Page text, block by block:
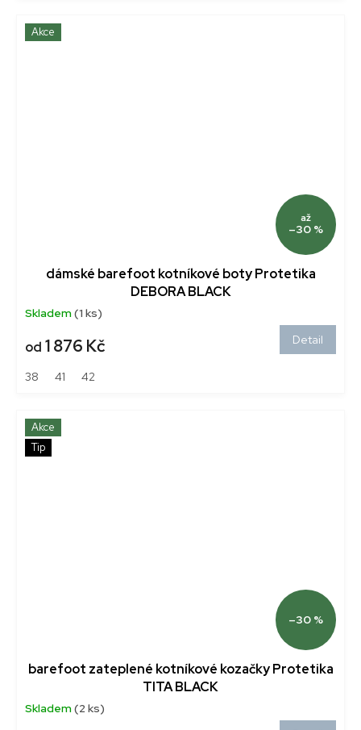
Akce
až
–30 %
dámské barefoot kotníkové boty Protetika
DEBORA BLACK
Skladem(1 ks)
od 1 876 Kč Detail
38 41 42
Akce
Tip
–30 %
barefoot zateplené kotníkové kozačky Protetika
TITA BLACK
Skladem(2 ks)